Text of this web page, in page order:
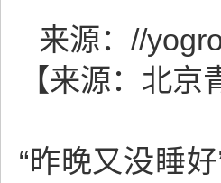
来源： //
【来源：北京
“昨晚又没睡